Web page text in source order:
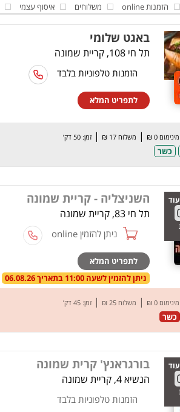
הזמנות online משלוחים איסוף עצמי
באגט שלומי
תל חי 108, קריית שמונה
הזמנות טלפוניות בלבד
לתפריט המלא
מינימום 0 ₪ | משלוח 17 ₪ | זמן: 50 דק’
כשר
השניצליה - קריית שמונה
תל חי 83, קריית שמונה
ניתן להזמין online
לתפריט המלא
ניתן להזמין לשעה 11:00 בתאריך 06.08.26
מינימום 0 ₪ | משלוח 25 ₪ | זמן: 45 דק’
כשר
בורגראנץ' קרית שמונה
הנשיא 4, קריית שמונה
הזמנות טלפוניות בלבד